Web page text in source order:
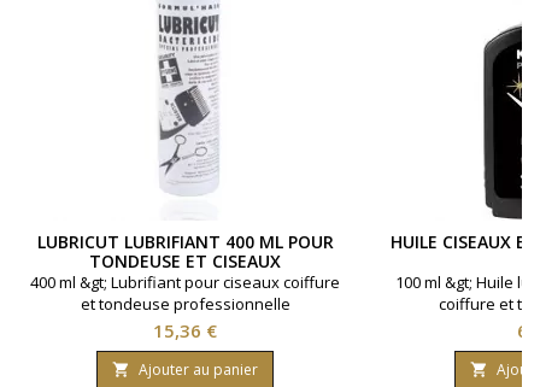
LUBRICUT LUBRIFIANT 400 ML POUR
TONDEUSE ET CISEAUX
400 ml &gt; Lubrifiant pour ciseaux coiffure
et tondeuse professionnelle
Prix
15,36 €
 Ajouter au panier
HUILE CISEAUX
100 ml &gt; Huile
coiffure et
